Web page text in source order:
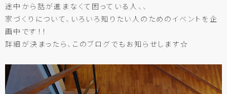
途中から話が進まなくて困っている人、、
家づくりについて、いろいろ知りたい人のためのイベントを企
画中です！！
詳細が決まったら、このブログでもお知らせします☆